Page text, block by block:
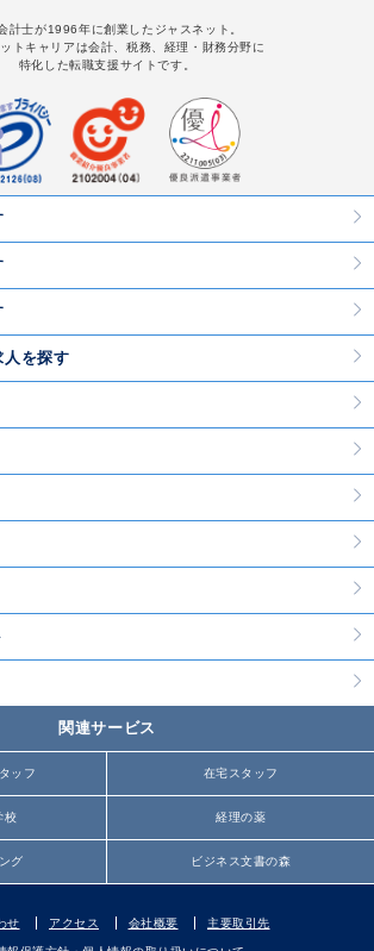
計士が1996年に創業したジャスネット。
トキャリアは会計、税務、経理・財務分野に
特化した転職支援サイトです。
人を探す
関連サービス
ッフ 在宅スタッフ
校 経理の薬
グ ビジネス文書の森
せ アクセス 会社概要 主要取引先